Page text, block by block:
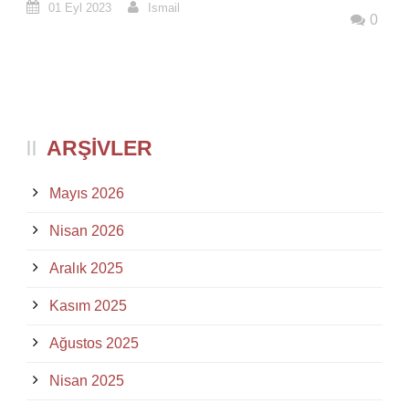
01 Eyl 2023 Ismail
0
ARŞIVLER
Mayıs 2026
Nisan 2026
Aralık 2025
Kasım 2025
Ağustos 2025
Nisan 2025